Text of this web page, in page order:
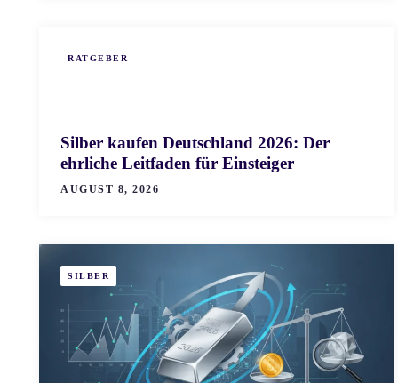
RATGEBER
Silber kaufen Deutschland 2026: Der
ehrliche Leitfaden für Einsteiger
AUGUST 8, 2026
SILBER